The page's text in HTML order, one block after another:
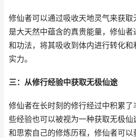
修仙者可以通过吸收天地灵气来获
是大天然中蕴含的真贵能量，修仙
和功法，将其吸收到体内进行转化和
实力。
三：从修行经验中获取无极仙途
修仙者在长时刻的修行经过中积累了
些经验也可以被视为一种获取无极
和思索自己的修炼历程，修仙者可